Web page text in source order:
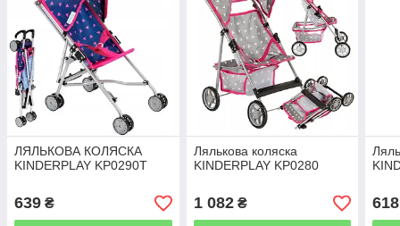
ЛЯЛЬКОВА КОЛЯСКА
KINDERPLAY KP0290T
639 ₴
Лялькова коляска
KINDERPLAY KP0280
1 082₴ 618